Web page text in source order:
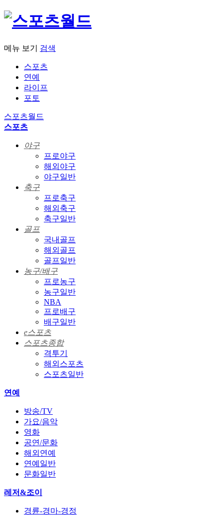
메뉴 보기 검색
스포츠
연예
라이프
포토
스포츠월드
스포츠
야구
프로야구
해외야구
야구일반
축구
프로축구
해외축구
축구일반
골프
국내골프
해외골프
골프일반
농구/배구
프로농구
농구일반
NBA
프로배구
배구일반
e스포츠
스포츠종합
격투기
해외스포츠
스포츠일반
연예
방송/TV
가요/음악
영화
공연/문화
해외연예
연예일반
문화일반
레저&조이
경륜-경마-경정